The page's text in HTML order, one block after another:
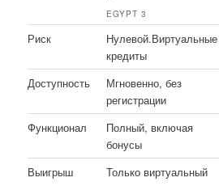
EGYPT 3
Риск
Нулевой.Виртуальные
кредиты
Доступность
Мгновенно, без
регистрации
Функционал
Полный, включая
бонусы
Выигрыш
Только виртуальный